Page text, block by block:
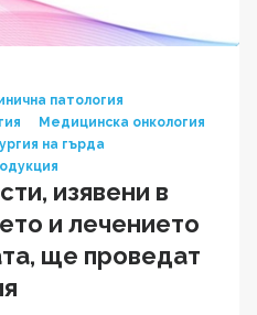
патология
Медицинска онкология
на гърда
изявени в
и лечението
ще проведат